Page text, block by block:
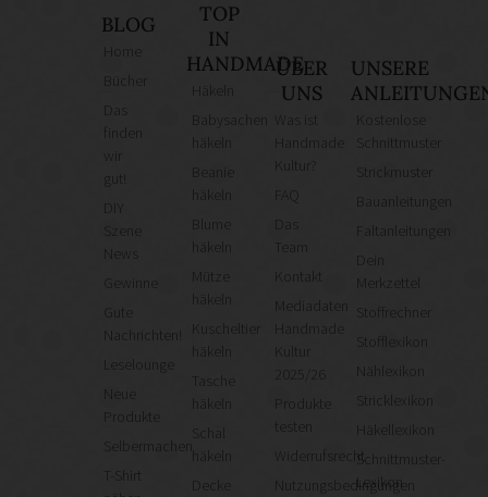
BLOG
finden
gut!
News
Gute
Nachrichten!
Leselounge
Neue
Produkte
Selbermachen
T-Shirt
TOP
IN
HANDMADE
häkeln
häkeln
Mütze
häkeln
Kuscheltier
Tasche
häkeln
ÜBER
UNS
Was ist
Kultur?
Das
Team
Kontakt
Mediadaten
Kultur
2025/26
Produkte
testen
Widerrufsrecht
Nutzungsbedingungen
UNSERE
Kostenlose
Schnittmuster
Strickmuster
Bauanleitungen
Faltanleitungen
Merkzettel
Stoffrechner
Stofflexikon
Nählexikon
Stricklexikon
Häkellexikon
Schnittmuster-
Lexikon